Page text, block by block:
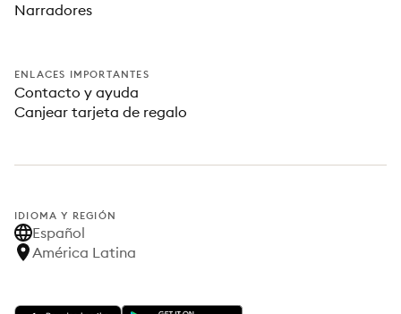
Narradores
ENLACES IMPORTANTES
Contacto y ayuda
Canjear tarjeta de regalo
IDIOMA Y REGIÓN
Español
América Latina